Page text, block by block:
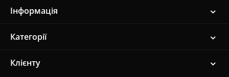
Інформація
Категорії
Клієнту